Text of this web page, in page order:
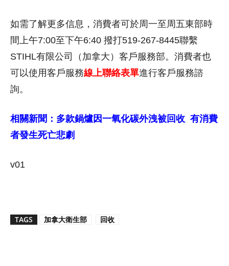
如需了解更多信息，消費者可於周一至周五東部時
間上午7:00至下午6:40 撥打519-267-8445聯繫
STIHL有限公司（加拿大）客戶服務部。消費者也
可以使用客戶服務線上聯絡表單進行客戶服務諮
詢。
相關新聞：多款鍋爐因一氧化碳外洩被回收 有消費
者發生死亡悲劇
v01
TAGS 加拿大衛生部 回收